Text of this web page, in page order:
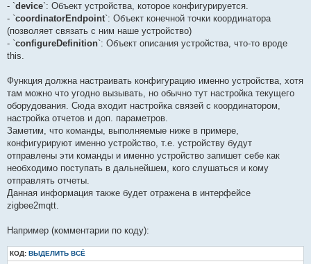
- `device`: Объект устройства, которое конфигурируется.
- `coordinatorEndpoint`: Объект конечной точки координатора
(позволяет связать с ним наше устройство)
- `configureDefinition`: Объект описания устройства, что-то вроде
this.
Функция должна настраивать конфигурацию именно устройства, хотя
там можно что угодно вызывать, но обычно тут настройка текущего
оборудования. Сюда входит настройка связей с координатором,
настройка отчетов и доп. параметров.
Заметим, что команды, выполняемые ниже в примере,
конфигурируют именно устройство, т.е. устройству будут
отправлены эти команды и именно устройство запишет себе как
необходимо поступать в дальнейшем, кого слушаться и кому
отправлять отчеты.
Данная информация также будет отражена в интерфейсе
zigbee2mqtt.
Например (комментарии по коду):
КОД: ВЫДЕЛИТЬ ВСЁ